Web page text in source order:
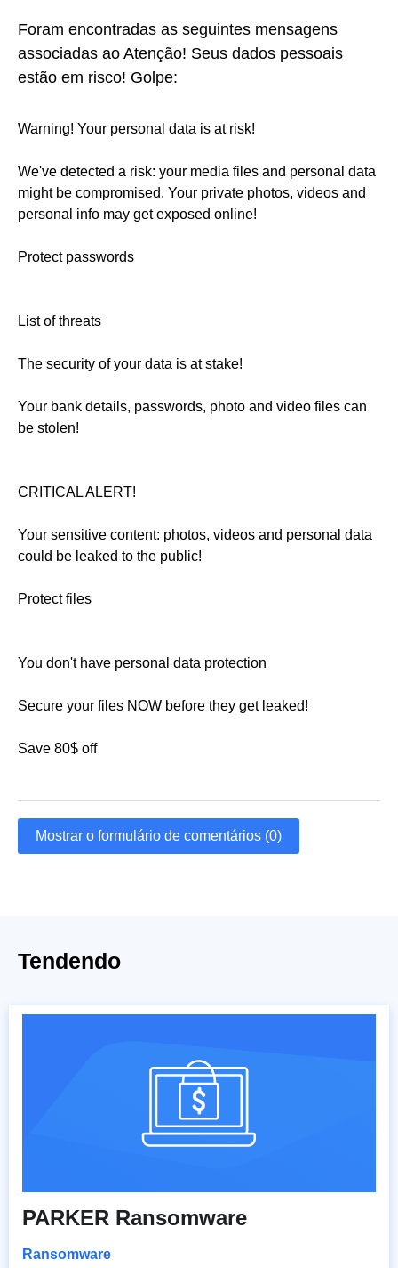
Foram encontradas as seguintes mensagens
associadas ao Atenção! Seus dados pessoais
estão em risco! Golpe:
Warning! Your personal data is at risk!
We've detected a risk: your media files and personal data
might be compromised. Your private photos, videos and
personal info may get exposed online!
Protect passwords
List of threats
The security of your data is at stake!
Your bank details, passwords, photo and video files can
be stolen!
CRITICAL ALERT!
Your sensitive content: photos, videos and personal data
could be leaked to the public!
Protect files
You don't have personal data protection
Secure your files NOW before they get leaked!
Save 80$ off
Mostrar o formulário de comentários (0)
Tendendo
PARKER Ransomware
Ransomware